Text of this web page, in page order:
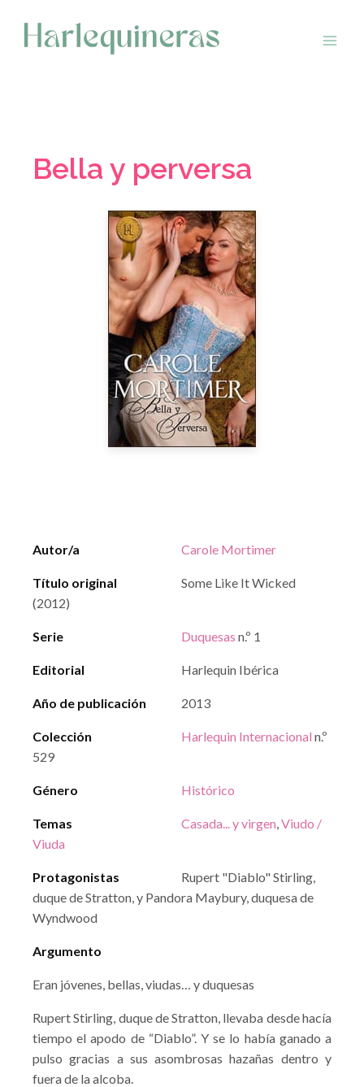
contenido
Bella y perversa
Autor/a Carole Mortimer
Título original
Some Like It Wicked
(2012)
Serie Duquesas n.º 1
Editorial Harlequin Ibérica
Año de publicación 2013
Colección Harlequin Internacional n.º
529
Género Histórico
Temas Casada... y virgen,Viudo /
Viuda
Protagonistas
Rupert "Diablo" Stirling,
duque de Stratton, y Pandora Maybury, duquesa de
Wyndwood
Argumento
Eran jóvenes, bellas, viudas… y duquesas
Rupert Stirling, duque de Stratton, llevaba desde hacía
tiempo el apodo de “Diablo”. Y se lo había ganado a
pulso gracias a sus asombrosas hazañas dentro y
fuera de la alcoba.